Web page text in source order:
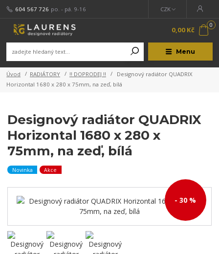
Menu
CZK
604 567 726 po. - pá. 9-16
0
0,00 Kč
Úvod RADIÁTORY !! DOPRODEJ !!
Designový radiátor QUADRIX
Horizontal 1680 x 280 x 75mm, na zeď, bílá
Designový radiátor QUADRIX
Horizontal 1680 x 280 x
75mm, na zeď, bílá
Novinka Akce
- 30 %